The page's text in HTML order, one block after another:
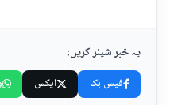
یہ خبر شیئر کریں:
فیس بک ایکس